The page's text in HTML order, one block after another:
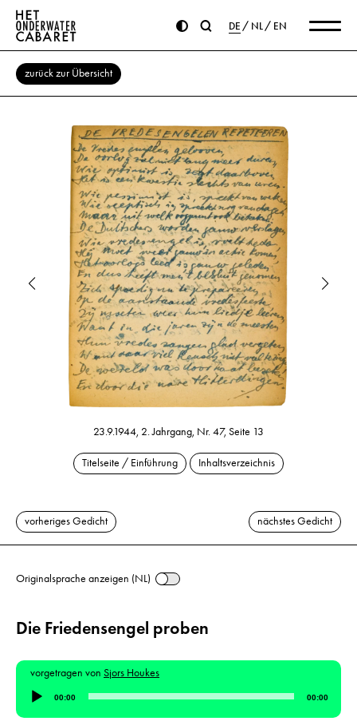
DE NL EN
zurück zur Übersicht
23.9.1944, 2. Jahrgang, Nr. 47, Seite 13
Titelseite / Einführung Inhaltsverzeichnis
vorheriges Gedicht nächstes Gedicht
Originalsprache anzeigen (NL)
Die Friedensengel proben
vorgetragen von Sjors Houkes
Audio-
Player
00:00 00:00